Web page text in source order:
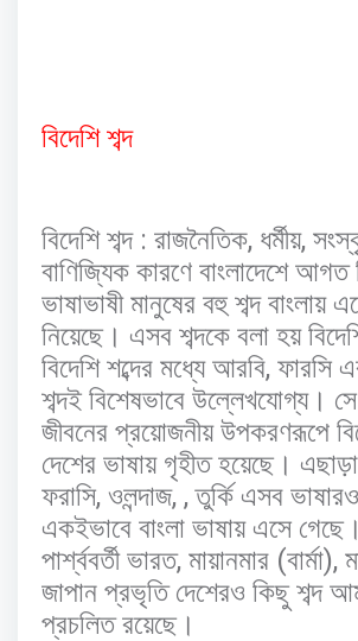
বিদেশি শব্দ
বিদেশি শব্দ: রাজনৈতিক, ধর্মীয়,
বাণিজ্যিক কারণে বাংলাদেশে আগত
ভাষাভাষী মানুষের বহু শব্দ বাংলায়
নিয়েছে। এসব শব্দকে বলা হয়
বিদেশি শব্দের মধ্যে আরবি, ফারসি
শব্দই বিশেষভাবে উল্লেখযোগ্য। সে
জীবনের প্রয়োজনীয় উপকরণরূপে
দেশের ভাষায় গৃহীত হয়েছে। এছাড়া
ফরাসি, ওলন্দাজ, ,তুর্কি এসব ভাষারও
একইভাবে বাংলা ভাষায় এসে গেছে।
পার্শ্ববর্তী ভারত, মায়ানমার (বার্মা),
জাপান প্রভৃতি দেশেরও কিছু শব্দ
প্রচলিত রয়েছে।